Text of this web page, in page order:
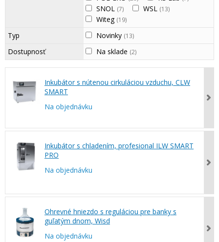
SNOL (7) WSL (13)
Witeg (19)
Typ Novinky (13)
Dostupnosť Na sklade (2)
Inkubátor s nútenou cirkuláciou vzduchu, CLW
SMART
Na objednávku
Inkubátor s chladením, profesional ILW SMART
PRO
Na objednávku
Ohrevné hniezdo s reguláciou pre banky s
guľatým dnom, Wisd
Na objednávku